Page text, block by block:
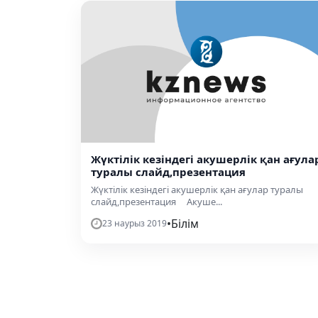
Жүктілік кезіндегі акушерлік қан
туралы слайд,презентация
Жүктілік кезіндегі акушерлік қан ағулар туралы
слайд,презентация Акуше...
23 наурыз 2019•Білім